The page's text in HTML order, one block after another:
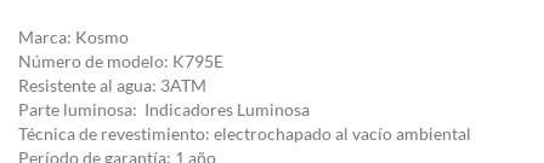
Marca: Kosmo
Número de modelo: K795E
Resistente al agua: 3ATM
Parte luminosa: Indicadores Luminosa
Técnica de revestimiento: electrochapado al vacío ambiental
Período de garantía: 1 año